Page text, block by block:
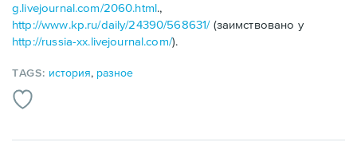
g.livejournal.com/2060.html.,
http://www.kp.ru/daily/24390/568631/(заимствовано у
http://russia-xx.livejournal.com/).
TAGS: история, разное